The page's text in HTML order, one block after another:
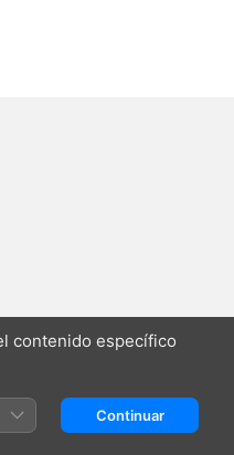
lo traiciona y esto
contenido específico
Continuar